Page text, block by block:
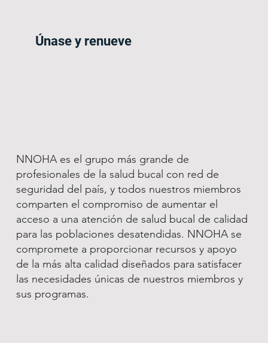
Únase y renueve
NNOHA es el grupo más grande de
profesionales de la salud bucal con red de
seguridad del país, y todos nuestros miembros
comparten el compromiso de aumentar el
acceso a una atención de salud bucal de calidad
para las poblaciones desatendidas. NNOHA se
compromete a proporcionar recursos y apoyo
de la más alta calidad diseñados para satisfacer
las necesidades únicas de nuestros miembros y
sus programas.